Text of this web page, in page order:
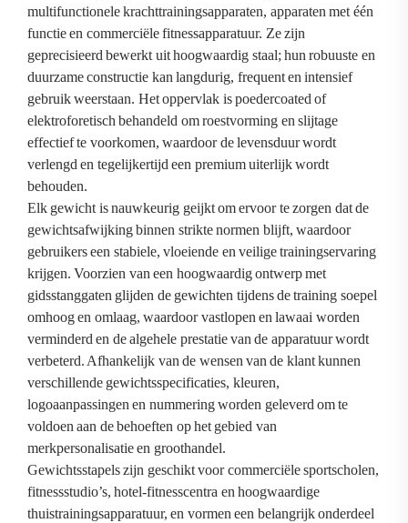
multifunctionele krachttrainingsapparaten, apparaten met één
functie en commerciële fitnessapparatuur. Ze zijn
geprecisieerd bewerkt uit hoogwaardig staal; hun robuuste en
duurzame constructie kan langdurig, frequent en intensief
gebruik weerstaan. Het oppervlak is poedercoated of
elektroforetisch behandeld om roestvorming en slijtage
effectief te voorkomen, waardoor de levensduur wordt
verlengd en tegelijkertijd een premium uiterlijk wordt
behouden.
Elk gewicht is nauwkeurig geijkt om ervoor te zorgen dat de
gewichtsafwijking binnen strikte normen blijft, waardoor
gebruikers een stabiele, vloeiende en veilige trainingservaring
krijgen. Voorzien van een hoogwaardig ontwerp met
gidsstanggaten glijden de gewichten tijdens de training soepel
omhoog en omlaag, waardoor vastlopen en lawaai worden
verminderd en de algehele prestatie van de apparatuur wordt
verbeterd. Afhankelijk van de wensen van de klant kunnen
verschillende gewichtsspecificaties, kleuren,
logoaanpassingen en nummering worden geleverd om te
voldoen aan de behoeften op het gebied van
merkpersonalisatie en groothandel.
Gewichtsstapels zijn geschikt voor commerciële sportscholen,
fitnessstudio’s, hotel-fitnesscentra en hoogwaardige
thuistrainingsapparatuur, en vormen een belangrijk onderdeel